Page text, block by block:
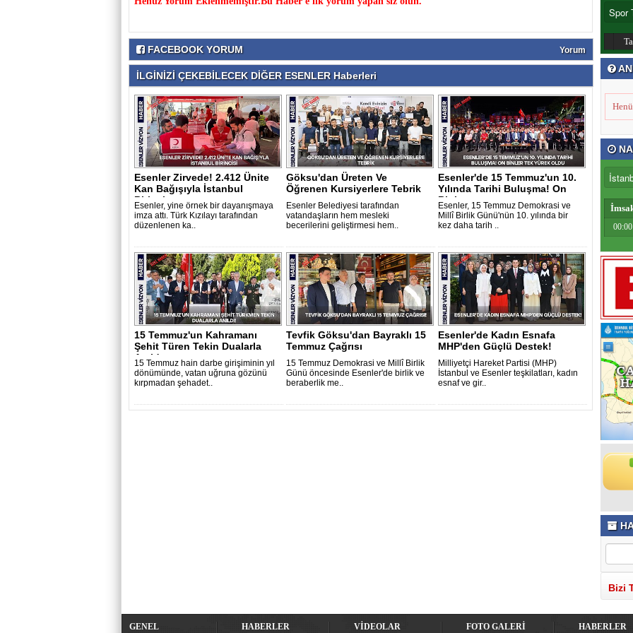
FACEBOOK YORUM Yorum
İLGİNİZİ ÇEKEBİLECEK DİĞER ESENLER Haberleri
Esenler Zirvede! 2.412 Ünite
Kan Bağışıyla İstanbul
Birincis..
Esenler, yine örnek bir dayanışmaya
imza attı. Türk Kızılayı tarafından
düzenlenen ka..
Göksu'dan Üreten Ve
Öğrenen Kursiyerlere Tebrik
Esenler Belediyesi tarafından
vatandaşların hem mesleki
becerilerini geliştirmesi hem..
Esenler'de 15 Temmuz'un 10.
Yılında Tarihi Buluşma! On
Binle..
Esenler, 15 Temmuz Demokrasi ve
Millî Birlik Günü'nün 10. yılında bir
kez daha tarih ..
15 Temmuz'un Kahramanı
Şehit Türen Tekin Dualarla
Anıldı..
15 Temmuz hain darbe girişiminin yıl
dönümünde, vatan uğruna gözünü
kırpmadan şehadet..
Tevfik Göksu'dan Bayraklı 15
Temmuz Çağrısı
15 Temmuz Demokrasi ve Millî Birlik
Günü öncesinde Esenler'de birlik ve
beraberlik me..
Esenler'de Kadın Esnafa
MHP'den Güçlü Destek!
Milliyetçi Hareket Partisi (MHP)
İstanbul ve Esenler teşkilatları, kadın
esnaf ve gir..
00:00
Bizi
GENEL HABERLER VİDEOLAR FOTO GALERİ HABERLER